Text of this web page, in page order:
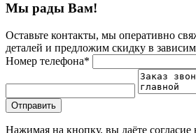
Мы рады Вам!
Оставьте контакты, мы оперативно
деталей и предложим скидку в
Номер телефона*
Отправить
Нажимая на кнопку, вы даёте согласие